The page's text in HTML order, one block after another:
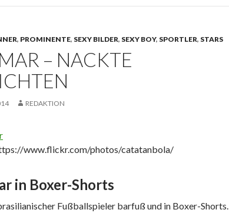
, PROMINENTE, SEXY BILDER, SEXY BOY, SPORTLER, STARS
– NACKTE
REDAKTION
www.flickr.com/photos/catatanbola/
in Boxer-Shorts
Fußballspieler barfuß und in Boxer-Shorts.